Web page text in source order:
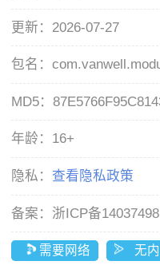
更新： 2026-07-27
包名：
MD5：
年龄： 16+
隐私： 查看隐私政策
备案： 浙ICP备
需要网络 无